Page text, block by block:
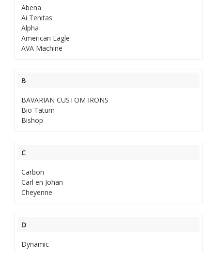
Abena
Ai Tenitas
Alpha
American Eagle
AVA Machine
B
BAVARIAN CUSTOM IRONS
Bio Tatum
Bishop
C
Carbon
Carl en Johan
Cheyenne
D
Dynamic